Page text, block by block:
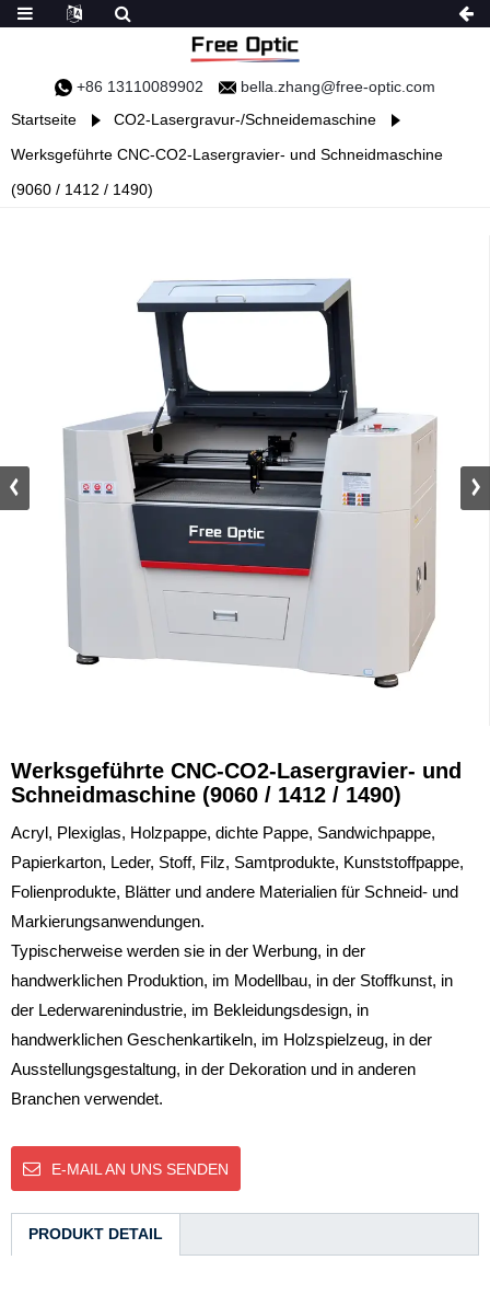
+86 13110089902
bella.zhang@free-optic.com
Startseite
CO2-Lasergravur-/Schneidemaschine
Werksgeführte CNC-CO2-Lasergravier- und Schneidmaschine
(9060 / 1412 / 1490)
Werksgeführte CNC-CO2-Lasergravier- und
Schneidmaschine (9060 / 1412 / 1490)
Acryl, Plexiglas, Holzpappe, dichte Pappe, Sandwichpappe,
Papierkarton, Leder, Stoff, Filz, Samtprodukte, Kunststoffpappe,
Folienprodukte, Blätter und andere Materialien für Schneid- und
Markierungsanwendungen.
Typischerweise werden sie in der Werbung, in der
handwerklichen Produktion, im Modellbau, in der Stoffkunst, in
der Lederwarenindustrie, im Bekleidungsdesign, in
handwerklichen Geschenkartikeln, im Holzspielzeug, in der
Ausstellungsgestaltung, in der Dekoration und in anderen
Branchen verwendet.
E-MAIL AN UNS SENDEN
PRODUKT DETAIL